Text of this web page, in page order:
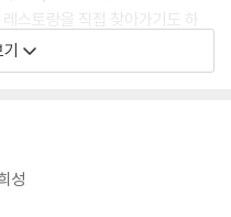
스토랑을 직접 찾아가기도 하
한다. 그런가 하면 냉장고를 뒤져
건 어제 분명 본방 사수하며 재
은 ‘냉부’ 속 인기 메뉴 92개의
성